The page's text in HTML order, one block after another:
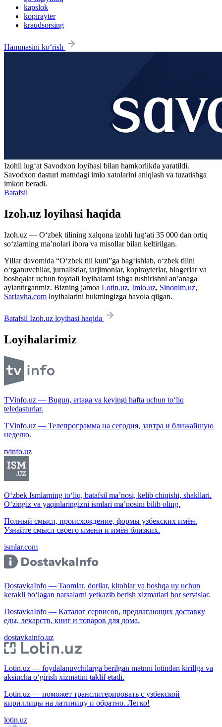
kapslok
kopirayter
kraudsorsing
Hammasini ko‘rish
Izohli lugʻat Savodxon loyihasi bilan hamkorlikda yaratildi.
Savodxon dasturi matndagi imlo xatolarini aniqlash va tuzatishga
imkon beradi.
Batafsil
Izoh.uz loyihasi haqida
Izoh.uz — O‘zbek tilining xalqona izohli lug‘ati 35 000 dan ortiq
so‘zlarning ma’nolari ibora va misollar bilan keltirilgan.
Yillar davomida “O‘zbek tili kuni”ga bag‘ishlab, o‘zbek tilini
o‘rganuvchilar, jurnalistlar, tarjimonlar, kopirayterlar, blogerlar va
boshqalar uchun foydali loyihalarni ishga tushirishni an’anaga
aylantirganmiz. Bizning jamoa Lotin.uz, Imlo.uz, Sinonim.uz,
Sarlavha.com loyihalarini hukmingizga havola qilgan.
Batafsil Izoh.uz loyihasi haqida
Loyihalarimiz
TVinfo.uz — Bugun, ertaga va keyingi hafta uchun to‘liq
teledasturlar.
TVinfo.uz — Телепрограмма на сегодня, завтра и ближайшую
неделю.
tvinfo.uz
O‘zbek Ismlarning to‘liq, batafsil ma’nosi, kelib chiqishi, shakllari.
O‘zingiz va yaqinlaringizni ismlari ma’nosini bilib oling.
Полный смысл, происхождение, формы узбекских имён.
Узнайте смысл своего имени и имён близких.
ismlar.com
DostavkaInfo — Taomlar, dorilar, kitoblar va boshqa uy uchun
kerakli bo‘lagan narsalarni yetkazib berish xizmatlari bor servislar.
DostavkaInfo — Каталог сервисов, предлагающих доставку
еды, лекарств, книг и товаров для дома.
dostavkainfo.uz
Lotin.uz — foydalanuvchilarga berilgan matnni lotindan kirillga va
aksincha o‘girish xizmatini taklif etadi.
Lotin.uz — поможет транслитерировать с узбекской
кириллицы на латиницу и обратно. Легко!
lotin.uz